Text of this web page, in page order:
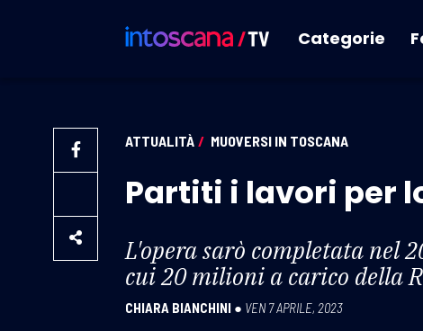
Categorie
ATTUALITÀ / MUOVERSI IN TOSCANA
Partiti i lavori per
L'opera sarò completata nel
cui 20 milioni a carico della
CHIARA BIANCHINI ● VEN 7 APRILE, 2023